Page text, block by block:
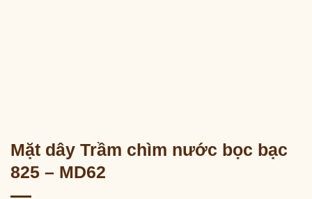
Mặt dây Trầm chìm nước bọc bạc
825 – MD62